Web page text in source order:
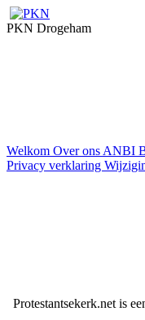
PKN Drogeham
Welkom Over ons ANBI
Privacy verklaring
Protestantsekerk.net is